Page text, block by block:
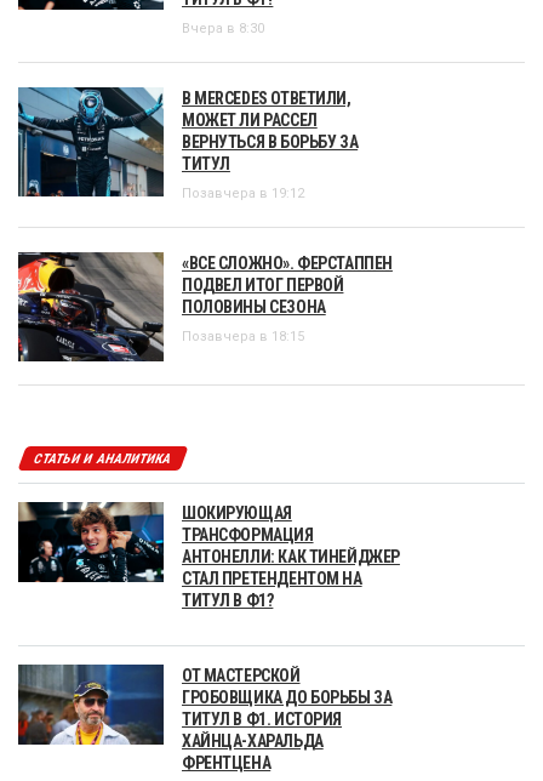
Вчера в 8:30
В MERCEDES ОТВЕТИЛИ,
МОЖЕТ ЛИ РАССЕЛ
ВЕРНУТЬСЯ В БОРЬБУ ЗА
ТИТУЛ
Позавчера в 19:12
«ВСЕ СЛОЖНО». ФЕРСТАППЕН
ПОДВЕЛ ИТОГ ПЕРВОЙ
ПОЛОВИНЫ СЕЗОНА
Позавчера в 18:15
СТАТЬИ И АНАЛИТИКА
ШОКИРУЮЩАЯ
ТРАНСФОРМАЦИЯ
АНТОНЕЛЛИ: КАК ТИНЕЙДЖЕР
СТАЛ ПРЕТЕНДЕНТОМ НА
ТИТУЛ В Ф1?
ОТ МАСТЕРСКОЙ
ГРОБОВЩИКА ДО БОРЬБЫ ЗА
ТИТУЛ В Ф1. ИСТОРИЯ
ХАЙНЦА-ХАРАЛЬДА
ФРЕНТЦЕНА